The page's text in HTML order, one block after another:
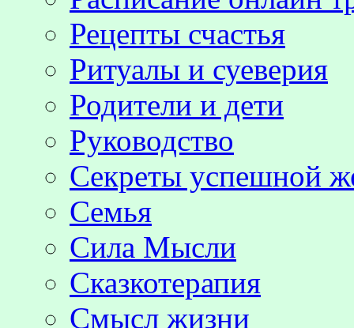
Рецепты счастья
Ритуалы и суеверия
Родители и дети
Руководство
Секреты успешной
Семья
Сила Мысли
Сказкотерапия
Смысл жизни